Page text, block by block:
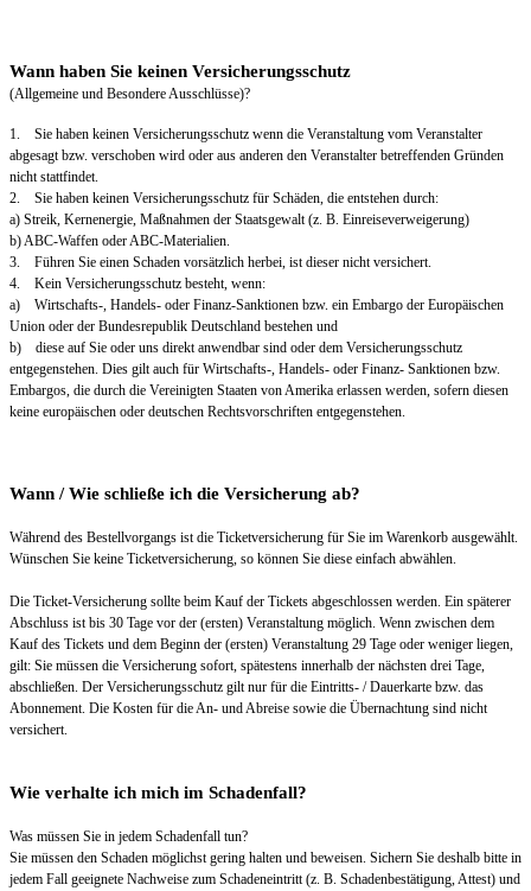
Wann haben Sie keinen Versicherungsschutz
(Allgemeine und Besondere Ausschlüsse)?
1. Sie haben keinen Versicherungsschutz wenn die Veranstaltung vom Veranstalter
abgesagt bzw. verschoben wird oder aus anderen den Veranstalter betreffenden Gründen
nicht stattfindet.
2. Sie haben keinen Versicherungsschutz für Schäden, die entstehen durch:
a) Streik, Kernenergie, Maßnahmen der Staatsgewalt (z. B. Einreiseverweigerung)
b) ABC-Waffen oder ABC-Materialien.
3. Führen Sie einen Schaden vorsätzlich herbei, ist dieser nicht versichert.
4. Kein Versicherungsschutz besteht, wenn:
a) Wirtschafts-, Handels- oder Finanz-Sanktionen bzw. ein Embargo der Europäischen
Union oder der Bundesrepublik Deutschland bestehen und
b) diese auf Sie oder uns direkt anwendbar sind oder dem Versicherungsschutz
entgegenstehen. Dies gilt auch für Wirtschafts-, Handels- oder Finanz- Sanktionen bzw.
Embargos, die durch die Vereinigten Staaten von Amerika erlassen werden, sofern diesen
keine europäischen oder deutschen Rechtsvorschriften entgegenstehen.
Wann / Wie schließe ich die Versicherung ab?
Während des Bestellvorgangs ist die Ticketversicherung für Sie im Warenkorb ausgewählt.
Wünschen Sie keine Ticketversicherung, so können Sie diese einfach abwählen.
Die Ticket-Versicherung sollte beim Kauf der Tickets abgeschlossen werden. Ein späterer
Abschluss ist bis 30 Tage vor der (ersten) Veranstaltung möglich. Wenn zwischen dem
Kauf des Tickets und dem Beginn der (ersten) Veranstaltung 29 Tage oder weniger liegen,
gilt: Sie müssen die Versicherung sofort, spätestens innerhalb der nächsten drei Tage,
abschließen. Der Versicherungsschutz gilt nur für die Eintritts- / Dauerkarte bzw. das
Abonnement. Die Kosten für die An- und Abreise sowie die Übernachtung sind nicht
versichert.
Wie verhalte ich mich im Schadenfall?
Was müssen Sie in jedem Schadenfall tun?
Sie müssen den Schaden möglichst gering halten und beweisen. Sichern Sie deshalb bitte in
jedem Fall geeignete Nachweise zum Schadeneintritt (z. B. Schadenbestätigung, Attest) und